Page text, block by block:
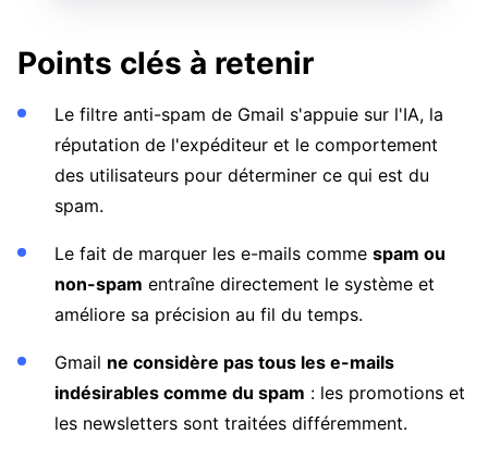
Points clés à retenir
Le filtre anti-spam de Gmail s'appuie sur l'IA, la
réputation de l'expéditeur et le comportement
des utilisateurs pour déterminer ce qui est du
spam.
Le fait de marquer les e-mails comme spam ou
non-spam entraîne directement le système et
améliore sa précision au fil du temps.
Gmail ne considère pas tous les e-mails
indésirables comme du spam : les promotions et
les newsletters sont traitées différemment.